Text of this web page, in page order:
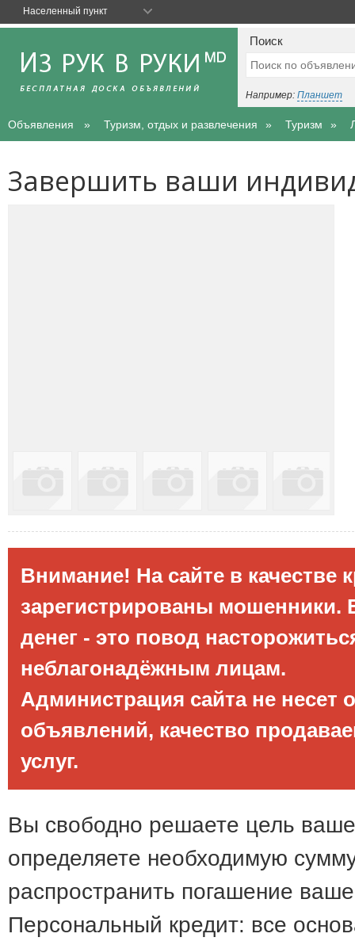
Поиск
Например: Планшет
Объявления Туризм, отдых и развлечения Туризм
Завершить ваши
Внимание! На сайте в качестве
зарегистрированы мошенники.
денег - это повод
неблагонадёжным лицам.
Администрация сайта не несет
объявлений, качество
услуг.
Вы свободно решаете цель
определяете необходимую
распространить погашение
Персональный кредит: все
Населенный пункт